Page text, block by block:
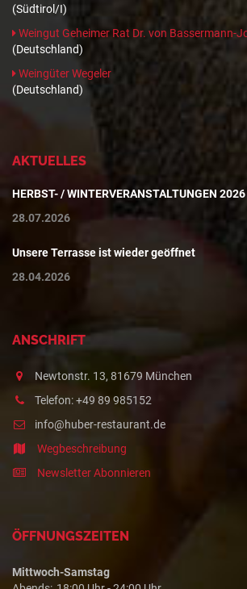
(Südtirol/I)
Weingut Geheimer Rat Dr. von Bassermann-
(Deutschland)
Weingüter Wegeler
(Deutschland)
AKTUELLES
HERBST- / WINTERVERANSTALTUNGEN 2026
28.07.2026
Unsere Terrasse ist wieder geöffnet
28.04.2026
ANSCHRIFT
Newtonstr. 13, 81679 München
Telefon: +49 89 985152
info@huber-restaurant.de
Wegbeschreibung
Newsletter Abonnieren
ÖFFNUNGSZEITEN
Mittwoch-Samstag